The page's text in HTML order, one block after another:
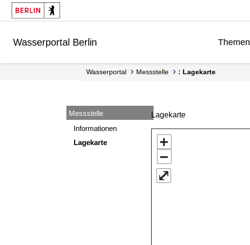
Springe zur Navigation
Springe zum Inhalt
Wasserportal Berlin Themen
Wasserportal Messstelle : Lagekarte
Messstelle
Informationen
Lagekarte
Lagekarte
+
−
⤢